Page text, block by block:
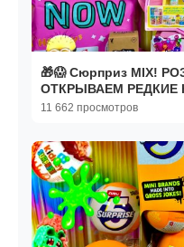
🎁😱 Сюрприз MIX!
ОТКРЫВАЕМ РЕДКИЕ
НЕ ПРОПУСТИ!
11 662 просмотров